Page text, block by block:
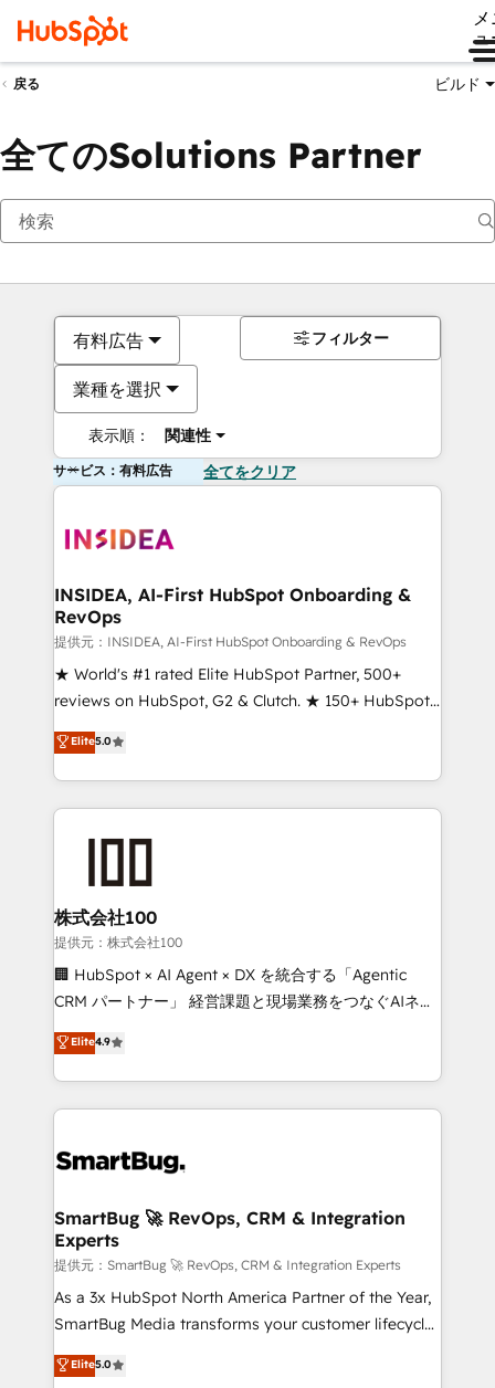
ュ
戻る ビルド
全てのSolutions Partner
有料広告
業種を選択
表示順： 関連性
フィルター
サービス：有料広告 全てをクリア
INSIDEA, AI-First HubSpot Onboarding &
RevOps
提供元：INSIDEA, AI-First HubSpot Onboarding & RevOps
★ World's #1 rated Elite HubSpot Partner, 500+
reviews on HubSpot, G2 & Clutch. ★ 150+ HubSpot
Certified Experts & Trainers across the team ★
1,500+ implementations across five continents ★ AI-
First, RevOps-led, Onboarding obsessed ★
Company of the Year 2024/25 INSIDEA helps
and build AI-powered workflows that drive adoption
from week one, in your time zone. What we do ➤
Onboarding: Live in weeks, with workflows built
around your business, not a template. ➤ Migration:
Move from any legacy CRM. Zero downtime, full data
run your revenue process. Sales, marketing, and
service wired together. ➤ AI and Integrations: Layer
tune-ups, feature rollouts, adoption coaching. Buying
HubSpot, switching to it, or reviving a stale portal?
We are built for the work.
Elite5.0
株式会社100
提供元：株式会社100
🏢 HubSpot × AI Agent × DX を統合する「Agentic
CRM パートナー」 経営課題と現場業務をつなぐAIネイ
ティブ・エージェンシーとして、HubSpot Eliteの実装
力で顧客フロント業務を再設計します。 💡 100inc は何
をする会社か？ HubSpotを共通基盤に、AIエージェン
トを組み込んだ顧客フロント業務（マーケティング・営
ィブ・エージェンシーです。事業部・グループ会社・部
を、CRMを軸とした全社共通基盤に再構築します。意
思決定者・PMO・現場担当者に並走します。 1️⃣
HubSpot導入・活用支援 顧客データの一元化から、
GTMの見える化・自動化まで。全Hub統合運用、デー
タ品質設計、グループ横断のCRM統合に対応します。
の一部をAIが自律実行する組織への移行を設計・実装。
Elite4.9
SmartBug 🚀 RevOps, CRM & Integration
Experts
提供元：SmartBug 🚀 RevOps, CRM & Integration Experts
As a 3x HubSpot North America Partner of the Year,
SmartBug Media transforms your customer lifecycle
into a revenue engine. Our unified ecosystem
includes specialized divisions Globalia (AI &
Elite5.0